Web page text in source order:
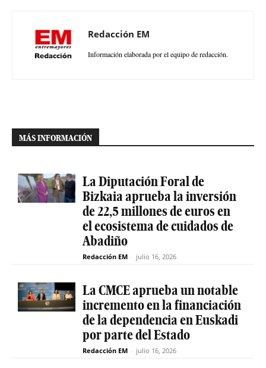
Redacción EM
Información elaborada por el equipo de redacción.
MÁS INFORMACIÓN
La Diputación Foral de
Bizkaia aprueba la inversión
de 22,5 millones de euros en
el ecosistema de cuidados de
Abadiño
Redacción EM - julio 16, 2026
La CMCE aprueba un notable
incremento en la financiación
de la dependencia en Euskadi
por parte del Estado
Redacción EM - julio 16, 2026